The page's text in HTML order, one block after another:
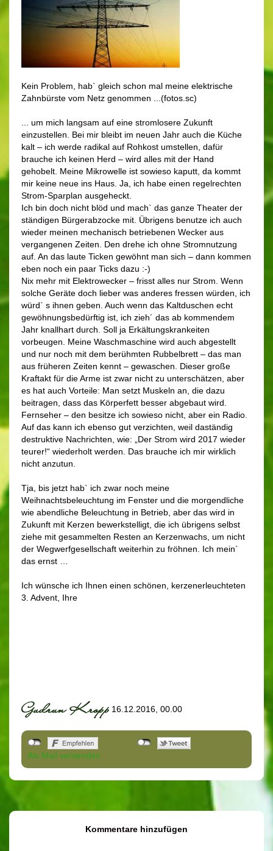
Kein Problem, hab` gleich schon mal meine elektrische
Zahnbürste vom Netz genommen ...(fotos.sc)
... um mich langsam auf eine stromlosere Zukunft
einzustellen. Bei mir bleibt im neuen Jahr auch die Küche
kalt – ich werde radikal auf Rohkost umstellen, dafür
brauche ich keinen Herd – wird alles mit der Hand
gehobelt. Meine Mikrowelle ist sowieso kaputt, da kommt
mir keine neue ins Haus. Ja, ich habe einen regelrechten
Strom-Sparplan ausgeheckt.
Ich bin doch nicht blöd und mach` das ganze Theater der
ständigen Bürgerabzocke mit. Übrigens benutze ich auch
wieder meinen mechanisch betriebenen Wecker aus
vergangenen Zeiten. Den drehe ich ohne Stromnutzung
auf. An das laute Ticken gewöhnt man sich – dann kommen
eben noch ein paar Ticks dazu :-)
Nix mehr mit Elektrowecker – frisst alles nur Strom. Wenn
solche Geräte doch lieber was anderes fressen würden, ich
würd` s ihnen geben. Auch wenn das Kaltduschen echt
gewöhnungsbedürftig ist, ich zieh´ das ab kommendem
Jahr knallhart durch. Soll ja Erkältungskrankeiten
vorbeugen. Meine Waschmaschine wird auch abgestellt
und nur noch mit dem berühmten Rubbelbrett – das man
aus früheren Zeiten kennt – gewaschen. Dieser große
Kraftakt für die Arme ist zwar nicht zu unterschätzen, aber
es hat auch Vorteile: Man setzt Muskeln an, die dazu
beitragen, dass das Körperfett besser abgebaut wird.
Fernseher – den besitze ich sowieso nicht, aber ein Radio.
Auf das kann ich ebenso gut verzichten, weil daständig
destruktive Nachrichten, wie: „Der Strom wird 2017 wieder
teurer!“ wiederholt werden. Das brauche ich mir wirklich
nicht anzutun.
Tja, bis jetzt hab` ich zwar noch meine
Weihnachtsbeleuchtung im Fenster und die morgendliche
wie abendliche Beleuchtung in Betrieb, aber das wird in
Zukunft mit Kerzen bewerkstelligt, die ich übrigens selbst
ziehe mit gesammelten Resten an Kerzenwachs, um nicht
der Wegwerfgesellschaft weiterhin zu fröhnen. Ich mein`
das ernst …
Ich wünsche ich Ihnen einen schönen, kerzenerleuchteten
3. Advent, Ihre
16.12.2016, 00.00
Als Mail versenden
Kommentare hinzufügen